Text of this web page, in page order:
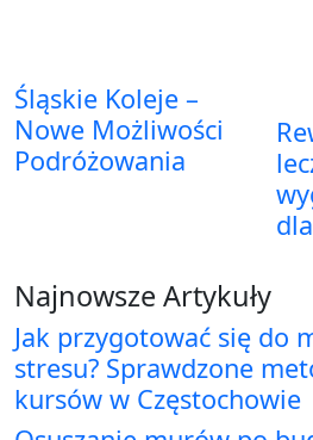
Śląskie Koleje –
Nowe Możliwości
Podróżowania
Najnowsze Artykuły
Jak przygotować się do
stresu? Sprawdzone
kursów w Częstochowie